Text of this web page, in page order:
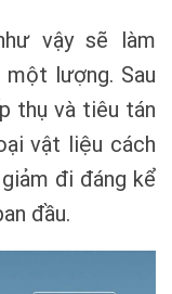
vậy sẽ làm
lượng. Sau
thụ và tiêu tán
vật liệu cách
đi đáng kể
đầu.